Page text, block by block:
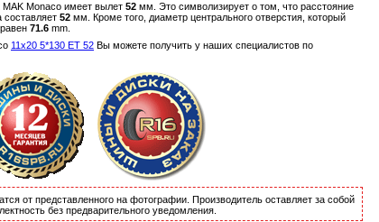
Monaco имеет вылет 52 мм. Это символизирует о том, что расстояние
52 мм. Кроме того, диаметр центрального отверстия, который
71.6 mm.
11x20 5*130 ET 52 Вы можете получить у наших специалистов по
от представленного на фотографии. Производитель оставляет за собой
без предварительного уведомления.